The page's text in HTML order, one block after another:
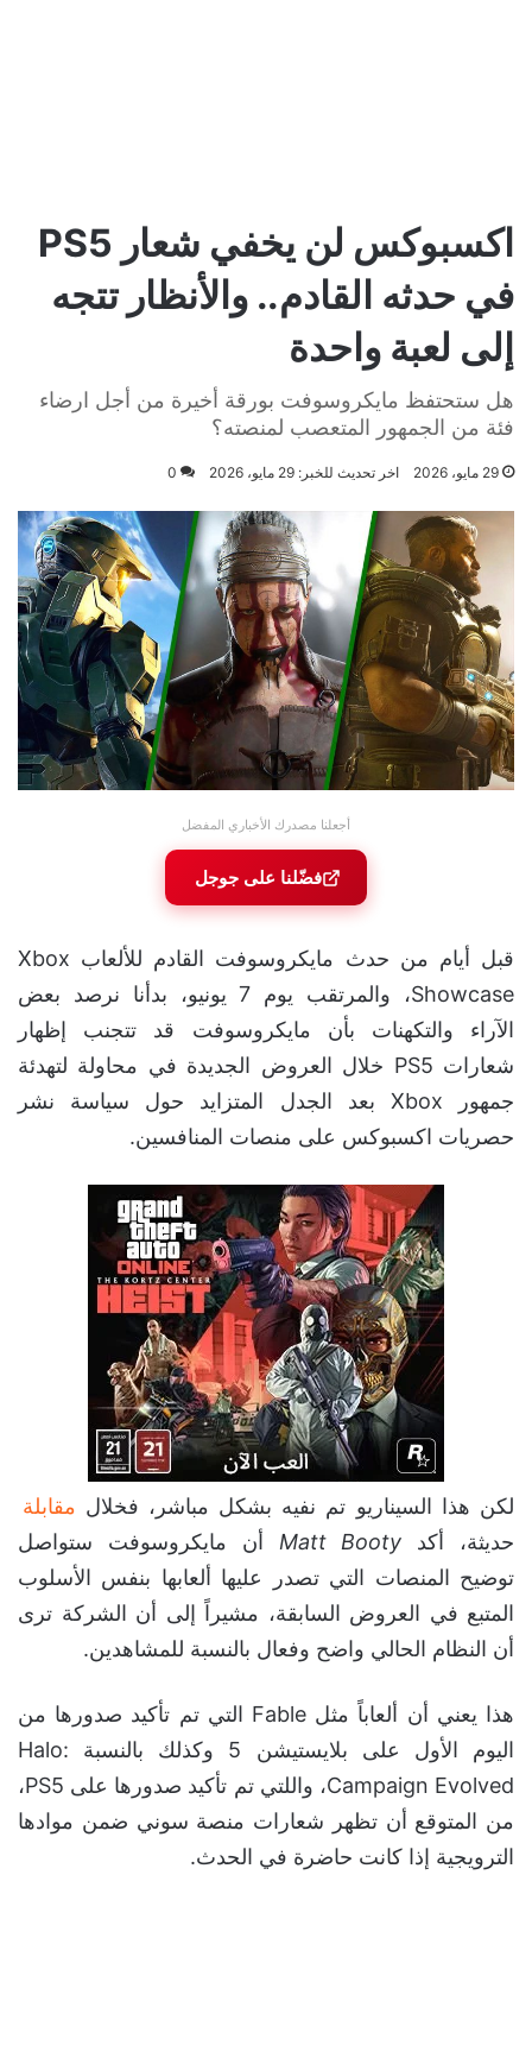
اكسبوكس لن يخفي شعار PS5
في حدثه القادم.. والأنظار تتجه
إلى لعبة واحدة
هل ستحتفظ مايكروسوفت بورقة أخيرة من أجل ارضاء
فئة من الجمهور المتعصب لمنصته؟
29 مايو، 2026 اخر تحديث للخبر: 29 مايو، 2026 0
أجعلنا مصدرك الأخباري المفضل
فضّلنا على جوجل
قبل أيام من حدث مايكروسوفت القادم للألعاب Xbox
Showcase، والمرتقب يوم 7 يونيو، بدأنا نرصد بعض
الآراء والتكهنات بأن مايكروسوفت قد تتجنب إظهار
شعارات PS5 خلال العروض الجديدة في محاولة لتهدئة
جمهور Xbox بعد الجدل المتزايد حول سياسة نشر
حصريات اكسبوكس على منصات المنافسين.
لكن هذا السيناريو تم نفيه بشكل مباشر، فخلال مقابلة
حديثة، أكد Matt Booty أن مايكروسوفت ستواصل
توضيح المنصات التي تصدر عليها ألعابها بنفس الأسلوب
المتبع في العروض السابقة، مشيراً إلى أن الشركة ترى
أن النظام الحالي واضح وفعال بالنسبة للمشاهدين.
هذا يعني أن ألعاباً مثل Fable التي تم تأكيد صدورها من
اليوم الأول على بلايستيشن 5 وكذلك بالنسبة Halo:
Campaign Evolved، واللتي تم تأكيد صدورها على PS5،
من المتوقع أن تظهر شعارات منصة سوني ضمن موادها
الترويجية إذا كانت حاضرة في الحدث.